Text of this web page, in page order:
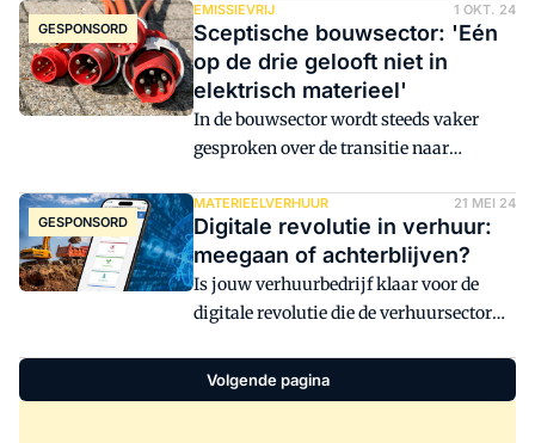
zich een slag in de rondte om ze overal
op tijd te krijgen. Planmeister maakt het
deze planners een stuk makkelijker door
vraag en aanbod overzichtelijk bij
elkaar te brengen.
GESPONSORD
EMISSIEVRIJ 1 OKT. 24
Sceptische bouwsector: 'Eén
op de drie gelooft niet in
elektrisch materieel'
In de bouwsector wordt steeds vaker
gesproken over de transitie naar
vraag blijft: hoe goed zijn
bouwprofessionals werkelijk
geïnformeerd over deze duurzame
alternatieven? De Boels Rental
Bouwindex* heeft dit onderzocht en
gebruik van dergelijk materieel binnen
de sector. Glenn Verburg, Director Fleet
GESPONSORD
MATERIEELVERHUUR 21 MEI 24
Digitale revolutie in verhuur:
meegaan of achterblijven?
Is jouw verhuurbedrijf klaar voor de
digitale revolutie die de verhuursector
geen optie meer, maar een noodzaak
voor het voortbestaan van een
Volgende pagina